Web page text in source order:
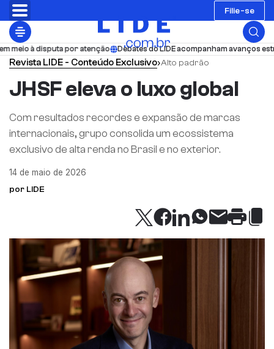
Filie-se
por atenção Debates do LIDE acompanham avanços estruturais do
Revista LIDE - Conteúdo Exclusivo›Alto padrão
JHSF eleva o luxo global
Com resultados recordes e expansão de marcas
internacionais, grupo consolida um ecossistema
exclusivo de alta renda no Brasil e no exterior.
14 de maio de 2026
por LIDE